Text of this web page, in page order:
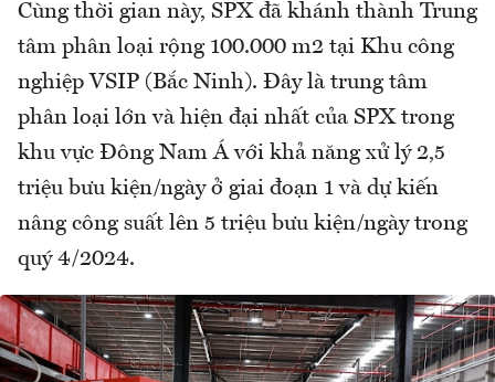
Cùng thời gian này, SPX đã khánh thành Trung
tâm phân loại rộng 100.000 m2 tại Khu công
nghiệp VSIP (Bắc Ninh). Đây là trung tâm
phân loại lớn và hiện đại nhất của SPX trong
khu vực Đông Nam Á với khả năng xử lý 2,5
triệu bưu kiện/ngày ở giai đoạn 1 và dự kiến
nâng công suất lên 5 triệu bưu kiện/ngày trong
quý 4/2024.